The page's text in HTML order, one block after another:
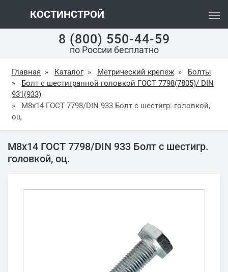
КОСТИНСТРОЙ
8 (800) 550-44-59
по России бесплатно
Главная » Каталог » Метрический крепеж »
Болты
»
Болт с шестигранной головкой ГОСТ 7798(7805)/ DIN
931(933)
»
М8х14 ГОСТ 7798/DIN 933 Болт с шестигр. головкой,
оц.
М8х14 ГОСТ 7798/DIN 933 Болт с шестигр.
головкой, оц.